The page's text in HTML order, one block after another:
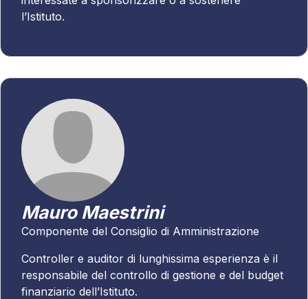
l’Istituto.
Mauro Maestrini
Componente del Consiglio di Amministrazione
Controller e auditor di lunghissima esperienza è il
responsabile del controllo di gestione e del budget
finanziario dell’Istituto.